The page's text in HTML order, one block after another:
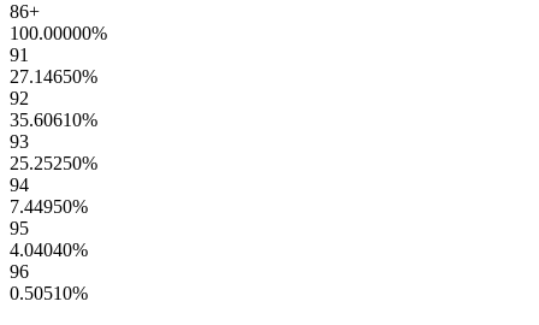
86+
100.00000%
91
27.14650%
92
35.60610%
93
25.25250%
94
7.44950%
95
4.04040%
96
0.50510%